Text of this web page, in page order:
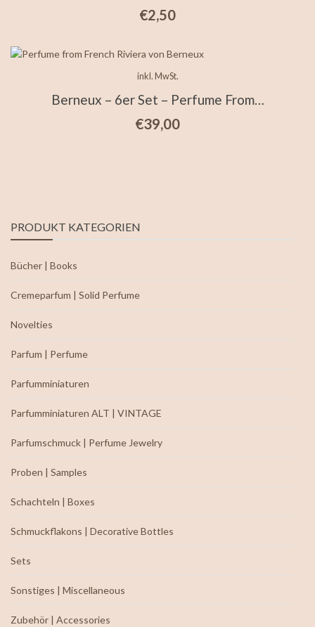
€2,50
inkl. MwSt.
Berneux – 6er Set – Perfume From…
€39,00
PRODUKT KATEGORIEN
Bücher | Books
Cremeparfum | Solid Perfume
Novelties
Parfum | Perfume
Parfumminiaturen
Parfumminiaturen ALT | VINTAGE
Parfumschmuck | Perfume Jewelry
Proben | Samples
Schachteln | Boxes
Schmuckflakons | Decorative Bottles
Sets
Sonstiges | Miscellaneous
Zubehör | Accessories